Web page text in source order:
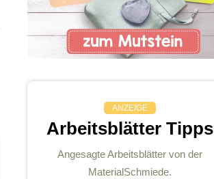
ANZEIGE
Arbeitsblätter Tipps
Angesagte Arbeitsblätter von der
MaterialSchmiede.